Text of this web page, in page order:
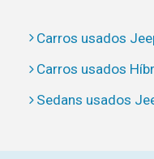
Carros usados
Carros usados
Sedans usados